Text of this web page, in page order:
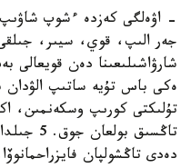
- اۋەلگى كەزدە ءشوپ
جەر الىپ، قوي، سيىر،
شارۋاشىلىعىنا دەن قويعالى
ەكى باس تۇيە ساتىپ الۋدان
تۇلىكتى كورىپ وسكەنمىن،
دەدى تاڭشولپان